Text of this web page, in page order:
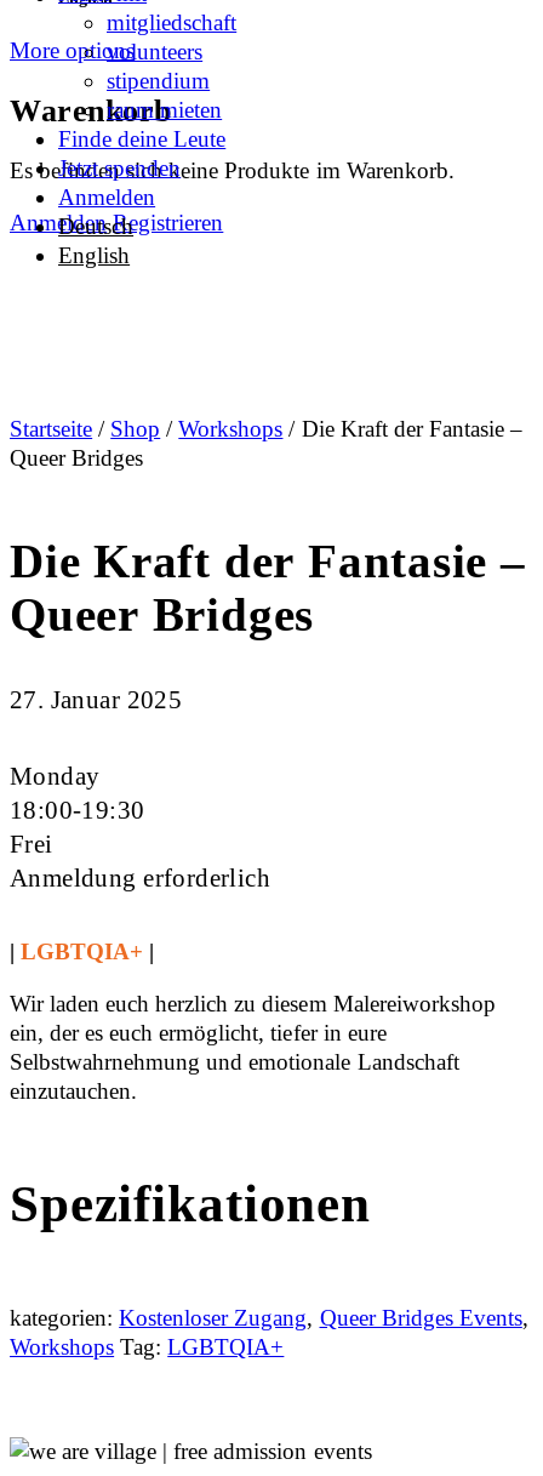
More options
Warenkorb
Es befinden sich keine Produkte im Warenkorb.
Anmelden Registrieren
mitgliedschaft
volunteers
stipendium
raum mieten
Finde deine Leute
Jetzt spenden
Anmelden
Deutsch
English
Startseite / Shop /Workshops / Die Kraft der Fantasie –
Queer Bridges
Die Kraft der Fantasie –
Queer Bridges
27. Januar 2025
Monday
18:00-19:30
Frei
Anmeldung erforderlich
|LGBTQIA+ |
Wir laden euch herzlich zu diesem Malereiworkshop
ein, der es euch ermöglicht, tiefer in eure
Selbstwahrnehmung und emotionale Landschaft
einzutauchen.
Spezifikationen
kategorien: Kostenloser Zugang, Queer Bridges Events,
Workshops Tag: LGBTQIA+